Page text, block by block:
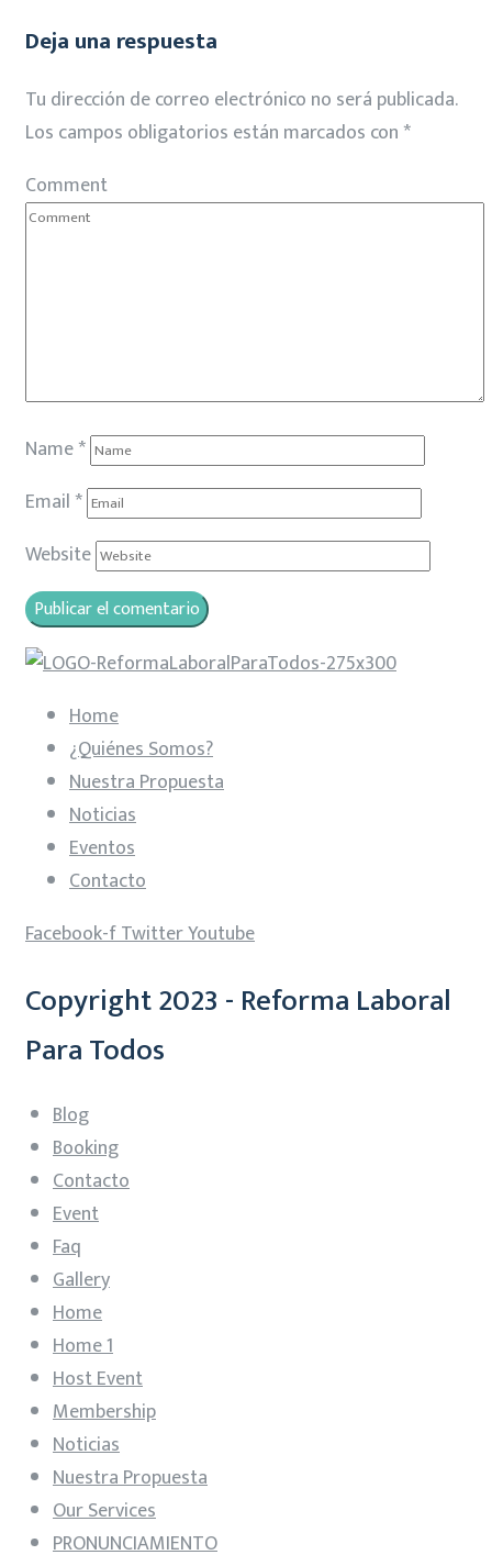
Deja una respuesta
Tu dirección de correo electrónico no será publicada.
Los campos obligatorios están marcados con *
Comment
Name*
Email *
Website
Home
¿Quiénes Somos?
Nuestra Propuesta
Noticias
Eventos
Contacto
Facebook-fTwitterYoutube
Copyright 2023 - Reforma Laboral
Para Todos
Blog
Booking
Contacto
Event
Faq
Gallery
Home
Home 1
Host Event
Membership
Noticias
Nuestra Propuesta
Our Services
PRONUNCIAMIENTO